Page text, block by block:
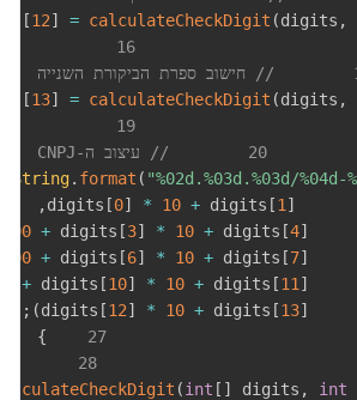
[12] = calculateCheckDigit (digits ,
16
// חישוב ספרת הביקורת השנייה
[13] = calculateCheckDigit (digits ,
19
20
// עיצוב ה-CNPJ
String. format ( "%02d.%03d.%03d/%04d-
[0] * 10 + digits [1 ]
,
100 + digits [3] * 10 + digits [4]
100 + digits [6] * 10 + digits [7]
+ digits [10] * 10 + digits [11 ]
[12] * 10 + digits [13]
)
;
27
}
28
(int [ ] digits , int